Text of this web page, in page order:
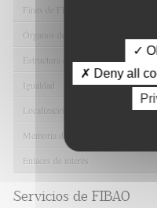
Fines de FIBAO
Órganos de Gobierno
Estructura de FIBAO
Igualdad
Localización y contacto
Memoria de Actividades
Enlaces de interés
Servicios de FIBAO
✓
✗ Deny all